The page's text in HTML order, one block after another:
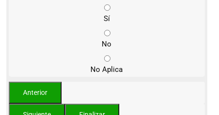
Sí
No
No Aplica